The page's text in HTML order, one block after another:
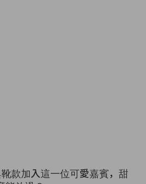
款加入這一位可愛嘉賓，甜